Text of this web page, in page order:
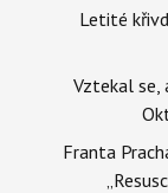
Letité
Vztekal se,
Franta